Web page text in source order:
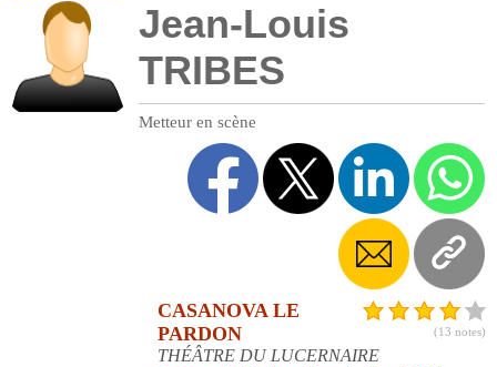
Jean-Louis
TRIBES
Metteur en scène
(13 notes)
CASANOVA LE
PARDON
THÉÂTRE DU LUCERNAIRE